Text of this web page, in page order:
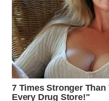
MALUT
WN
DAIRI
WN
DANAU
TOBA